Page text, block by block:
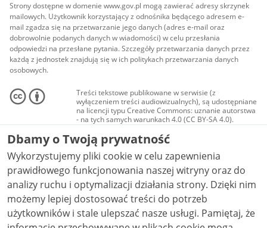
Strony dostępne w domenie www.gov.pl mogą zawierać adresy skrzynek
mailowych. Użytkownik korzystający z odnośnika będącego adresem e-
mail zgadza się na przetwarzanie jego danych (adres e-mail oraz
dobrowolnie podanych danych w wiadomości) w celu przesłania
odpowiedzi na przesłane pytania. Szczegóły przetwarzania danych przez
każdą z jednostek znajdują się w ich politykach przetwarzania danych
osobowych.
Treści tekstowe publikowane w serwisie (z
wyłączeniem treści audiowizualnych), są udostępniane
na licencji typu Creative Commons: uznanie autorstwa
- na tych samych warunkach 4.0 (CC BY-SA 4.0).
Materiały audiowizualne, w tym zdjęcia, materiały
audio i wideo, są udostępniane na licencji typu
Creative Commons: uznanie autorstwa użycie
niekomercyjne - bez utworów zależnych 4.0 (CC BY-
NC-ND 4.0), o ile nie jest to stwierdzone inaczej.
Dbamy o Twoją prywatność
Wykorzystujemy pliki cookie w celu zapewnienia
prawidłowego funkcjonowania naszej witryny oraz do
analizy ruchu i optymalizacji działania strony. Dzięki nim
możemy lepiej dostosować treści do potrzeb
użytkowników i stale ulepszać nasze usługi. Pamiętaj, że